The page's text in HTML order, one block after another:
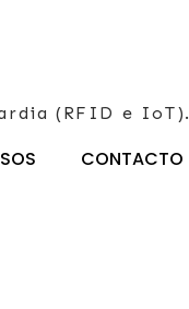
(RFID e IoT).
CONTACTO